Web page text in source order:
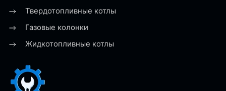
Твердотопливные котлы
Газовые колонки
Жидкотопливные котлы